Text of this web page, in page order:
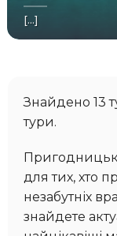
[...]
Знайдено 13 турів в категорії Пригодницькі
тури.
для тих, хто
незабутніх
знайдете